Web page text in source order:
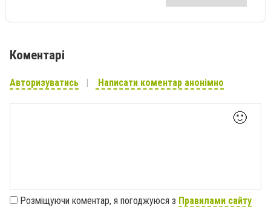
Коментарі
Авторизуватись Написати коментар анонімно
🙂
Розміщуючи коментар, я погоджуюся з Правилами сайту